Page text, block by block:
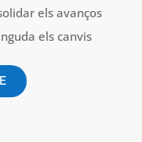
els avanços
els canvis